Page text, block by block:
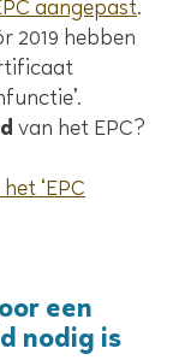
aangepast.
2019 hebben
van het EPC?
‘EPC
een
nodig is